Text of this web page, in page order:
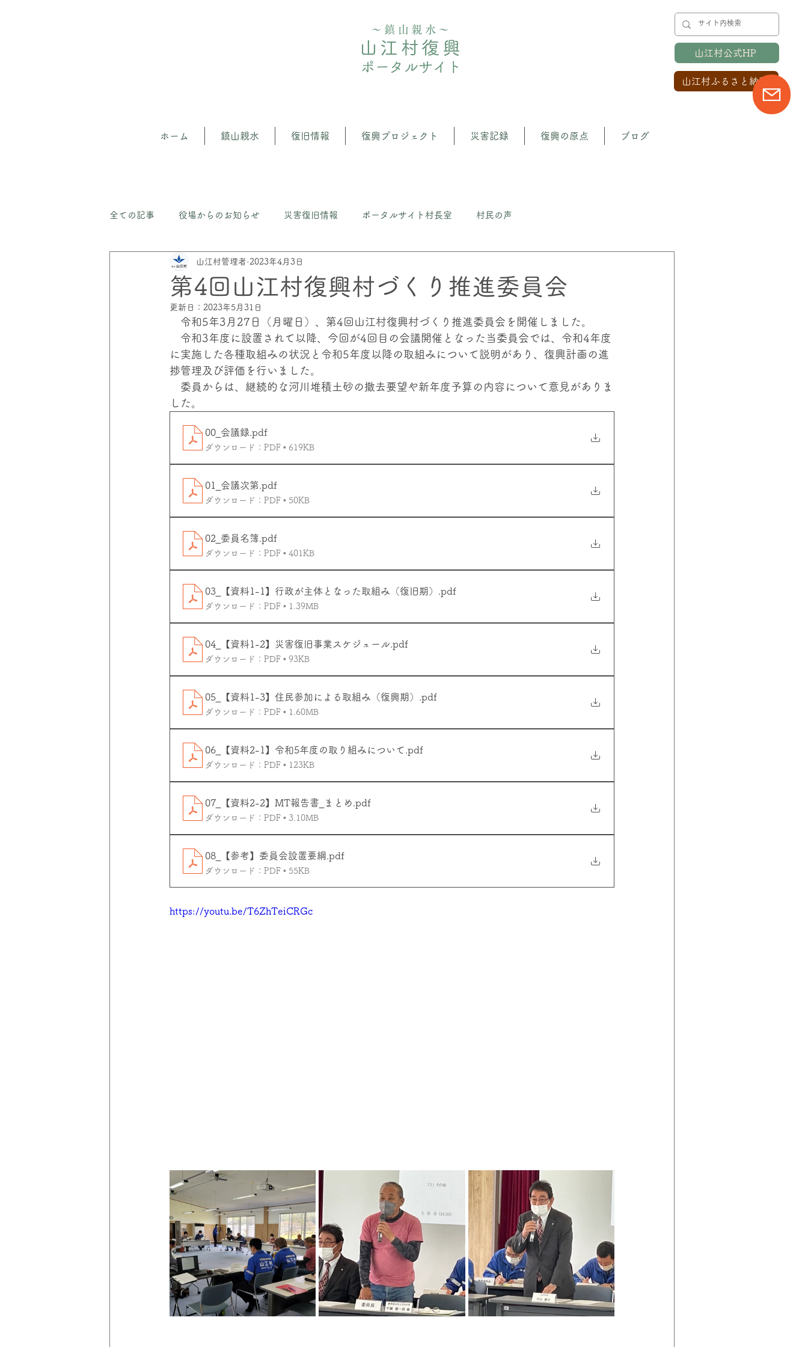
〜鎮山親水〜
山江村復興
ポータルサイト
山江村公式HP
山江村ふるさと納税
ホーム 鎮山親水 復旧情報 復興プロジェクト 災害記録 復興の原点 ブログ
全ての記事 役場からのお知らせ 災害復旧情報 ポータルサイト村長室 村民の声
山江の森（守）人材育成プロジェクト
災害にあわない家づくりプロジェクト
伸和コントロールズ 災害の記憶
第4回山江村復興村づくり推進委員会
山江村管理者 2023年4月3日
更新日： 2023年5月31日
令和5年3月27日（月曜日）、第4回山江村復興村づくり推進委員会を開催しました。
令和3年度に設置されて以降、今回が4回目の会議開催となった当委員会では、令和4年度
に実施した各種取組みの状況と令和5年度以降の取組みについて説明があり、復興計画の進
捗管理及び評価を行いました。
委員からは、継続的な河川堆積土砂の撤去要望や新年度予算の内容について意見がありま
した。
00_会議録 .pdf
ダウンロード：PDF • 619KB
01_会議次第 .pdf
ダウンロード：PDF • 50KB
02_委員名簿 .pdf
ダウンロード：PDF • 401KB
03_【資料1-1】行政が主体となった取組み（復旧期） .pdf
ダウンロード：PDF • 1.39MB
04_【資料1-2】災害復旧事業スケジュール .pdf
ダウンロード：PDF • 93KB
05_【資料1-3】住民参加による取組み（復興期） .pdf
ダウンロード：PDF • 1.60MB
06_【資料2-1】令和5年度の取り組みについて .pdf
ダウンロード：PDF • 123KB
07_【資料2-2】MT報告書_まとめ .pdf
ダウンロード：PDF • 3.10MB
08_【参考】委員会設置要綱 .pdf
ダウンロード：PDF • 55KB
https://youtu.be/T6ZhTeiCRGc